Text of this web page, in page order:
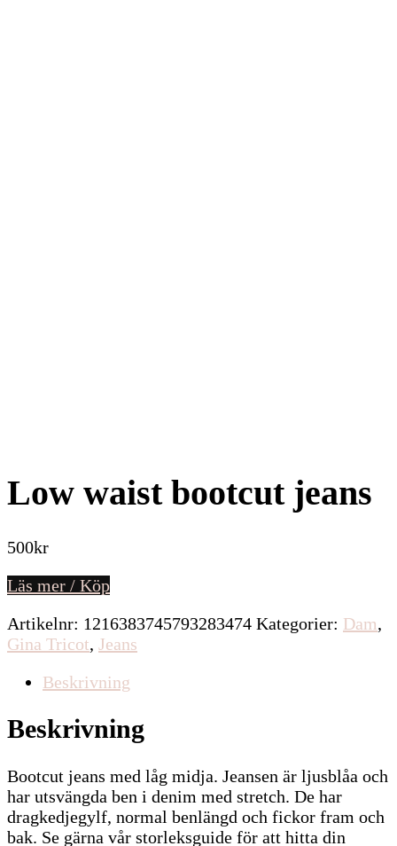
Low waist bootcut jeans
500kr
Läs mer / Köp
Artikelnr: 1216383745793283474 Kategorier: Dam,
Gina Tricot, Jeans
Beskrivning
Beskrivning
Bootcut jeans med låg midja. Jeansen är ljusblåa och
har utsvängda ben i denim med stretch. De har
dragkedjegylf, normal benlängd och fickor fram och
bak. Se gärna vår storleksguide för att hitta din